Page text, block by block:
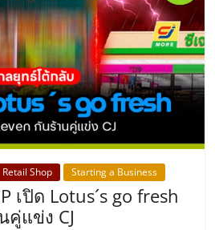
Retail Shop Starting a Business
เปิด Lotus´s go fresh
คู่แข่ง CJ